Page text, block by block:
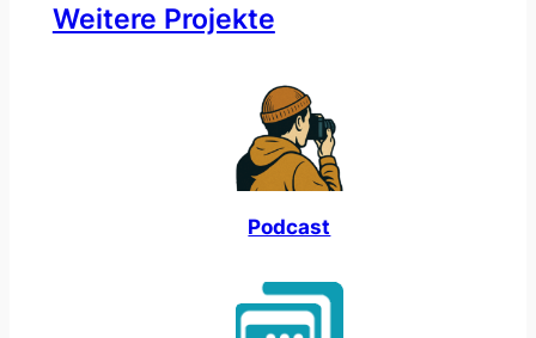
Weitere Projekte
Podcast